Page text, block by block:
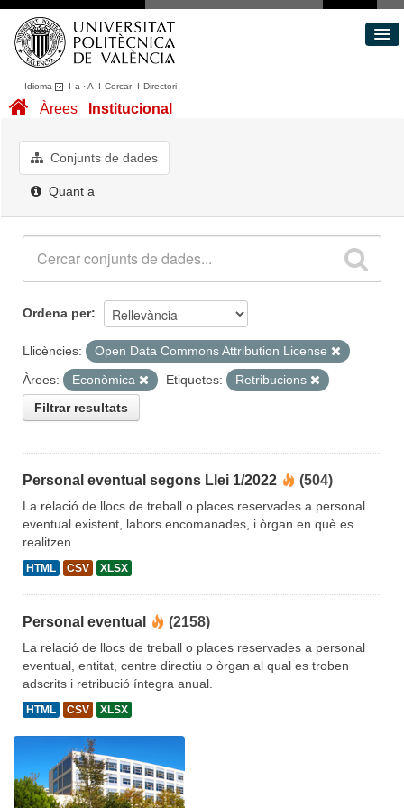
Idioma I a ·A I CercarI Directori
Conjunts de dades
Quant a
Àrees Institucional
Conjunts de dades
Quant a
Ordena per
Llicències:
Open Data Commons Attribution License
Àrees:
Econòmica Etiquetes:
Retribucions
Filtrar resultats
Personal eventual segons Llei 1/2022 (504)
La relació de llocs de treball o places reservades a personal
eventual existent, labors encomanades, i òrgan en què es
realitzen.
HTML CSV XLSX
Personal eventual (2158)
La relació de llocs de treball o places reservades a personal
eventual, entitat, centre directiu o òrgan al qual es troben
adscrits i retribució íntegra anual.
HTML CSV XLSX